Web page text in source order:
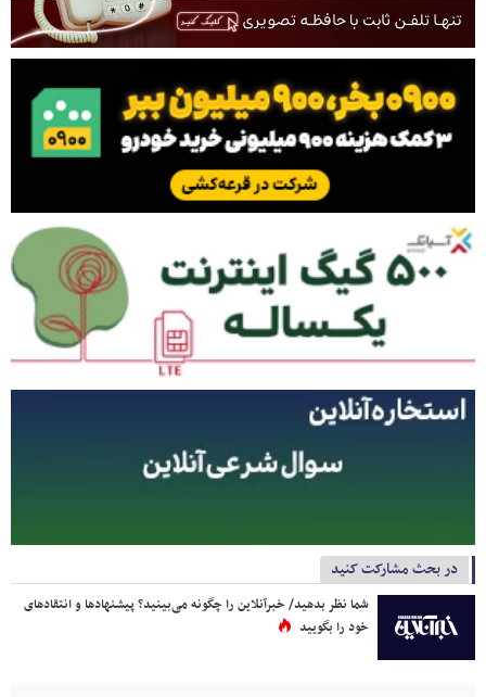
در بحث مشارکت کنید
شما نظر بدهید/ خبرآنلاین را چگونه می‌بینید؟ پیشنهادها و انتقادهای
خود را بگویید